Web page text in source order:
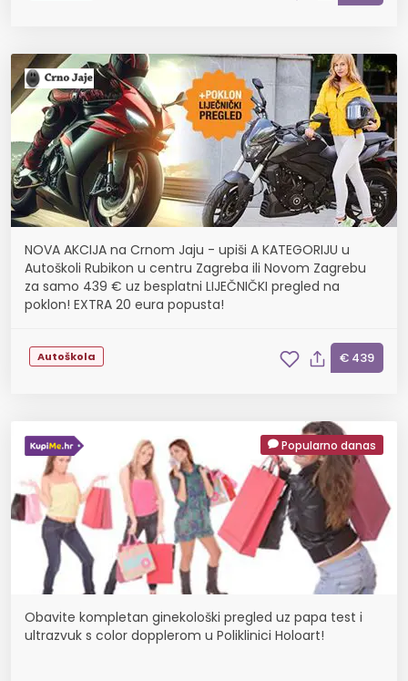
NOVA AKCIJA na Crnom Jaju - upiši A KATEGORIJU u
Autoškoli Rubikon u centru Zagreba ili Novom Zagrebu
za samo 439 € uz besplatni LIJEČNIČKI pregled na
poklon! EXTRA 20 eura popusta!
Autoškola € 439
Popularno danas
Obavite kompletan ginekološki pregled uz papa test i
ultrazvuk s color dopplerom u Poliklinici Holoart!